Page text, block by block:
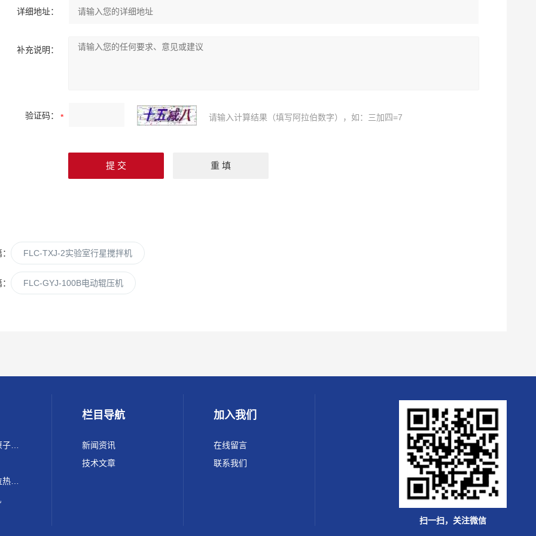
详细地址：
补充说明：
验证码： 请输入计算结果（填写阿拉伯数字），如：三加四=7
FLC-TXJ-2实验室行星搅拌机
FLC-GYJ-100B电动辊压机
栏目导航
新闻资讯
技术文章
加入我们
在线留言
联系我们
扫一扫，关注微信